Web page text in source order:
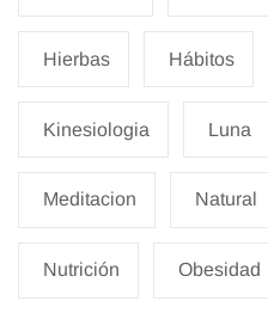
Hierbas Hábitos
Kinesiologia Luna
Meditacion Natural
Nutrición Obesidad